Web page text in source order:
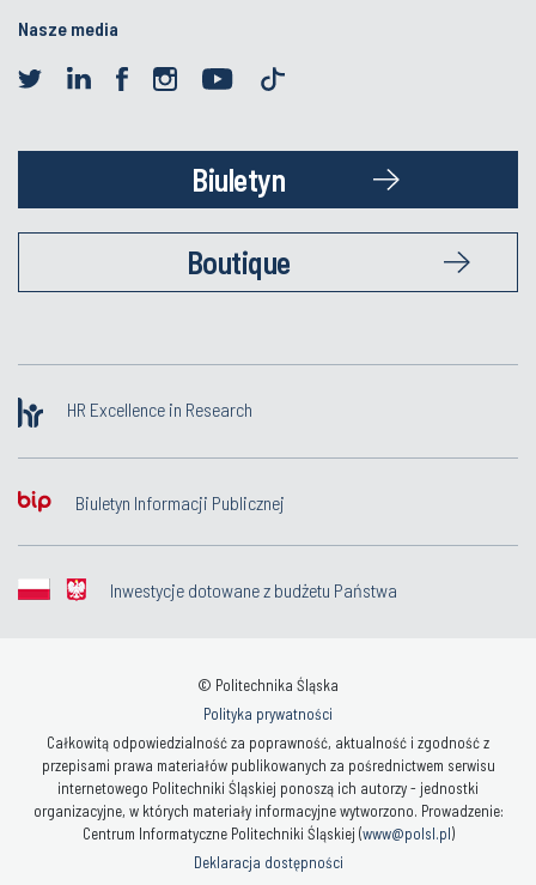
Nasze media
Biuletyn
Boutique
HR Excellence in Research
Biuletyn Informacji Publicznej
Inwestycje dotowane z budżetu Państwa
© Politechnika Śląska
Polityka prywatności
Całkowitą odpowiedzialność za poprawność, aktualność i zgodność z
przepisami prawa materiałów publikowanych za pośrednictwem serwisu
internetowego Politechniki Śląskiej ponoszą ich autorzy - jednostki
organizacyjne, w których materiały informacyjne wytworzono. Prowadzenie:
Centrum Informatyczne Politechniki Śląskiej (www@polsl.pl)
Deklaracja dostępności